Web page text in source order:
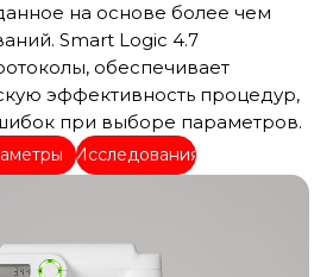
на основе более чем
Smart Logic 4.7
обеспечивает
эффективность процедур,
при выборе параметров.
Исследования